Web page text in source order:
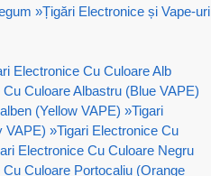
»Țigări Electronice și Vape-uri
Electronice Cu Culoare Alb
Culoare Albastru (Blue VAPE)
(Yellow VAPE) »Tigari
VAPE) »Tigari Electronice Cu
Electronice Cu Culoare Negru
Culoare Portocaliu (Orange